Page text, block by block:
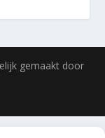
gemaakt door